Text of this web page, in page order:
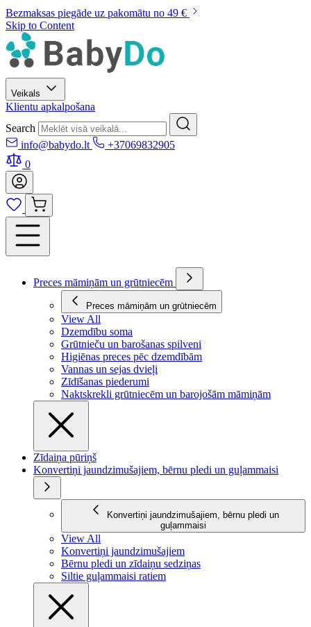
Bezmaksas piegāde uz pakomātu no 49 €
Skip to Content
Veikals
Klientu apkalpošana
Search
info@babydo.lt
+37069832905
0
Preces māmiņām un grūtniecēm
Preces māmiņām un grūtniecēm
View All
Dzemdību soma
Grūtnieču un barošanas spilveni
Higiēnas preces pēc dzemdībām
Vannas un sejas dvieļi
Zīdīšanas piederumi
Naktskrekli grūtniecēm un barojošām māmiņām
Zīdaiņa pūriņš
Konvertiņi jaundzimušajiem, bērnu pledi un guļammaisi
Konvertiņi jaundzimušajiem, bērnu pledi un
guļammaisi
View All
Konvertiņi jaundzimušajiem
Bērnu pledi un zīdaiņu sedziņas
Siltie guļammaisi ratiem